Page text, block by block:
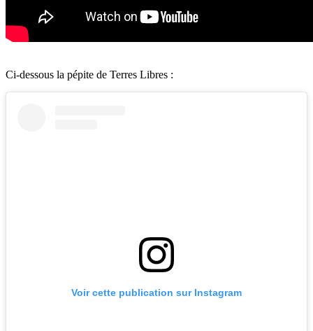
Ci-dessous la pépite de Terres Libres :
Voir cette publication sur Instagram